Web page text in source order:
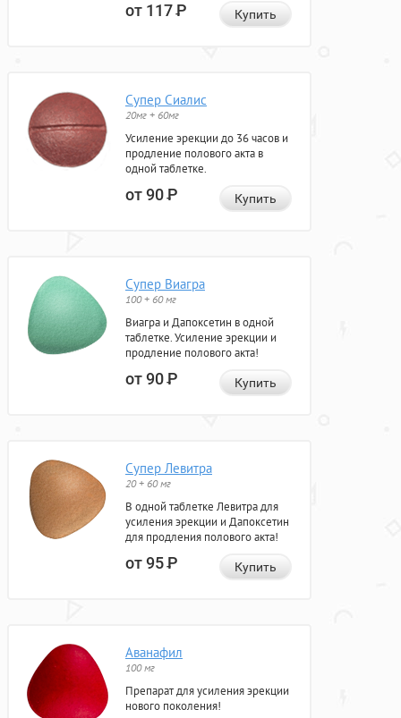
от 117Р Купить
Супер Сиалис
20мг + 60мг
Усиление эрекции до 36 часов и
продление полового акта в
одной таблетке.
от 90Р Купить
Супер Виагра
100 + 60 мг
Виагра и Дапоксетин в одной
таблетке. Усиление эрекции и
продление полового акта!
от 90Р Купить
Супер Левитра
20 + 60 мг
В одной таблетке Левитра для
усиления эрекции и Дапоксетин
для продления полового акта!
от 95Р Купить
Аванафил
100 мг
Препарат для усиления эрекции
нового поколения!